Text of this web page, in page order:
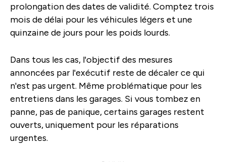
prolongation des dates de validité. Comptez trois
mois de délai pour les véhicules légers et une
quinzaine de jours pour les poids lourds.
Dans tous les cas, l'objectif des mesures
annoncées par l'exécutif reste de décaler ce qui
n'est pas urgent. Même problématique pour les
entretiens dans les garages. Si vous tombez en
panne, pas de panique, certains garages restent
ouverts, uniquement pour les réparations
urgentes.